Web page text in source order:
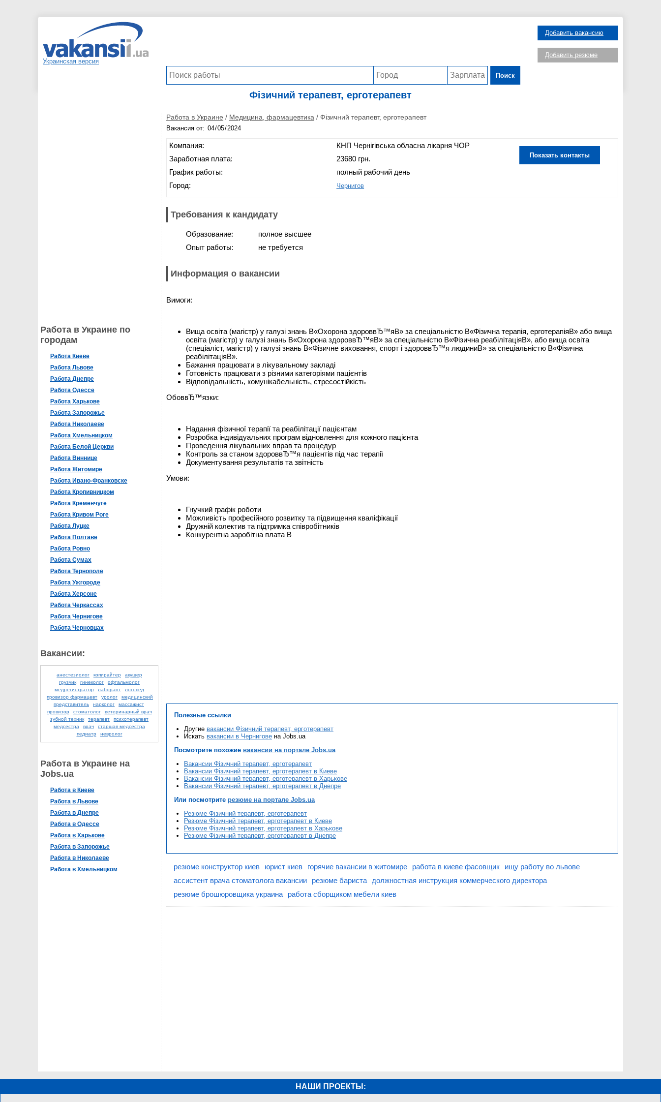
Украинская версия
Поиск
Добавить вакансию
Добавить резюме
Фізичний терапевт, ерготерапевт
Работа в Украине по
городам
Работа Киеве
Работа Львове
Работа Днепре
Работа Одессе
Работа Харькове
Работа Запорожье
Работа Николаеве
Работа Хмельницком
Работа Белой Церкви
Работа Виннице
Работа Житомире
Работа Ивано-Франковске
Работа Кропивницком
Работа Кременчуге
Работа Кривом Роге
Работа Луцке
Работа Полтаве
Работа Ровно
Работа Сумах
Работа Тернополе
Работа Ужгороде
Работа Херсоне
Работа Черкассах
Работа Чернигове
Работа Черновцах
Вакансии:
анестезиолог копирайтер
акушер
грузчик
гинеколог
офтальмолог
медрегистратор
лаборант
логопед
провизор фармацевт
уролог
медицинский
представитель
нарколог
массажист
провизор
стоматолог
ветеринарный врач
зубной техник
терапевт
психотерапевт
медсестра
врач
старшая медсестра
педиатр
невролог
Работа в Украине на
Jobs.ua
Работа в Киеве
Работа в Львове
Работа в Днепре
Работа в Одессе
Работа в Харькове
Работа в Запорожье
Работа в Николаеве
Работа в Хмельницком
Работа в Украине / Медицина, фармацевтика / Фізичний терапевт, ерготерапевт
Вакансия от:
Компания:
Заработная плата:
График работы:
Город:
КНП Чернігівська обласна лікарня ЧОР
23680 грн.
полный рабочий день
Чернигов
Показать контакты
Требования к кандидату
Образование:
Опыт работы:
полное высшее
не требуется
Информация о вакансии
Вимоги:
Вища освіта (магістр) у галузі знань В«Охорона здороввЂ™яВ» за спеціальністю В«Фізична терапія, ерготерапіяВ» або вища
освіта (магістр) у галузі знань В«Охорона здороввЂ™яВ» за спеціальністю В«Фізична реабілітаціяВ», або вища освіта
(спеціаліст, магістр) у галузі знань В«Фізичне виховання, спорт і здороввЂ™я людиниВ» за спеціальністю В«Фізична
реабілітаціяВ».
Бажання працювати в лікувальному закладі
Готовність працювати з різними категоріями пацієнтів
Відповідальність, комунікабельність, стресостійкість
ОбоввЂ™язки:
Надання фізичної терапії та реабілітації пацієнтам
Розробка індивідуальних програм відновлення для кожного пацієнта
Проведення лікувальних вправ та процедур
Контроль за станом здороввЂ™я пацієнтів під час терапії
Документування результатів та звітність
Умови:
Гнучкий графік роботи
Можливість професійного розвитку та підвищення кваліфікації
Дружній колектив та підтримка співробітників
Конкурентна заробітна плата В
Полезные ссылки
Другие вакансии Фізичний терапевт, ерготерапевт
Искать вакансии в Чернигове на Jobs.ua
Посмотрите похожие вакансии на портале Jobs.ua
Вакансии Фізичний терапевт, ерготерапевт
Вакансии Фізичний терапевт, ерготерапевт в Киеве
Вакансии Фізичний терапевт, ерготерапевт в Харькове
Вакансии Фізичний терапевт, ерготерапевт в Днепре
Или посмотрите резюме на портале Jobs.ua
Резюме Фізичний терапевт, ерготерапевт
Резюме Фізичний терапевт, ерготерапевт в Киеве
Резюме Фізичний терапевт, ерготерапевт в Харькове
Резюме Фізичний терапевт, ерготерапевт в Днепре
резюме конструктор киев юрист киев горячие вакансии в житомире работа в киеве фасовщик
ищу работу во львове
ассистент врача стоматолога вакансии
резюме бариста должностная инструкция коммерческого директора
резюме брошюровщика украина
работа сборщиком мебели киев
НАШИ ПРОЕКТЫ: